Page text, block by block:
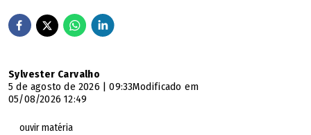
Sylvester Carvalho
5 de agosto de 2026 | 09:33Modificado em
05/08/2026 12:49
ouvir matéria